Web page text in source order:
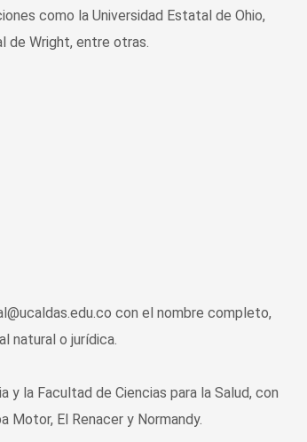
como la Universidad Estatal de Ohio,
de Wright, entre otras.
con el nombre completo,
natural o jurídica.
y la Facultad de Ciencias para la Salud, con
Motor, El Renacer y Normandy.